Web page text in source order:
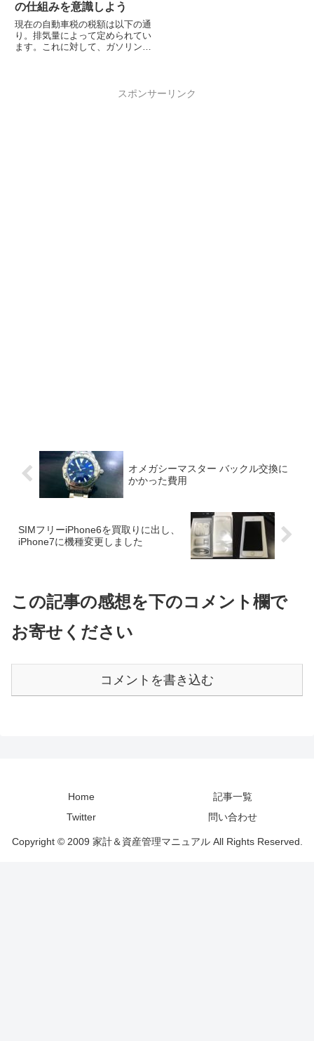
の仕組みを意識しよう
現在の自動車税の税額は以下の通
り。排気量によって定められてい
ます。これに対して、ガソリン車
スポンサーリンク
オメガシーマスター バックル交換に
かかった費用
SIMフリーiPhone6を買取りに出し、
iPhone7に機種変更しました
この記事の感想を下のコメント欄で
お寄せください
コメントを書き込む
Home
記事一覧
Twitter
問い合わせ
Copyright © 2009 家計＆資産管理マニュアル All Rights Reserved.